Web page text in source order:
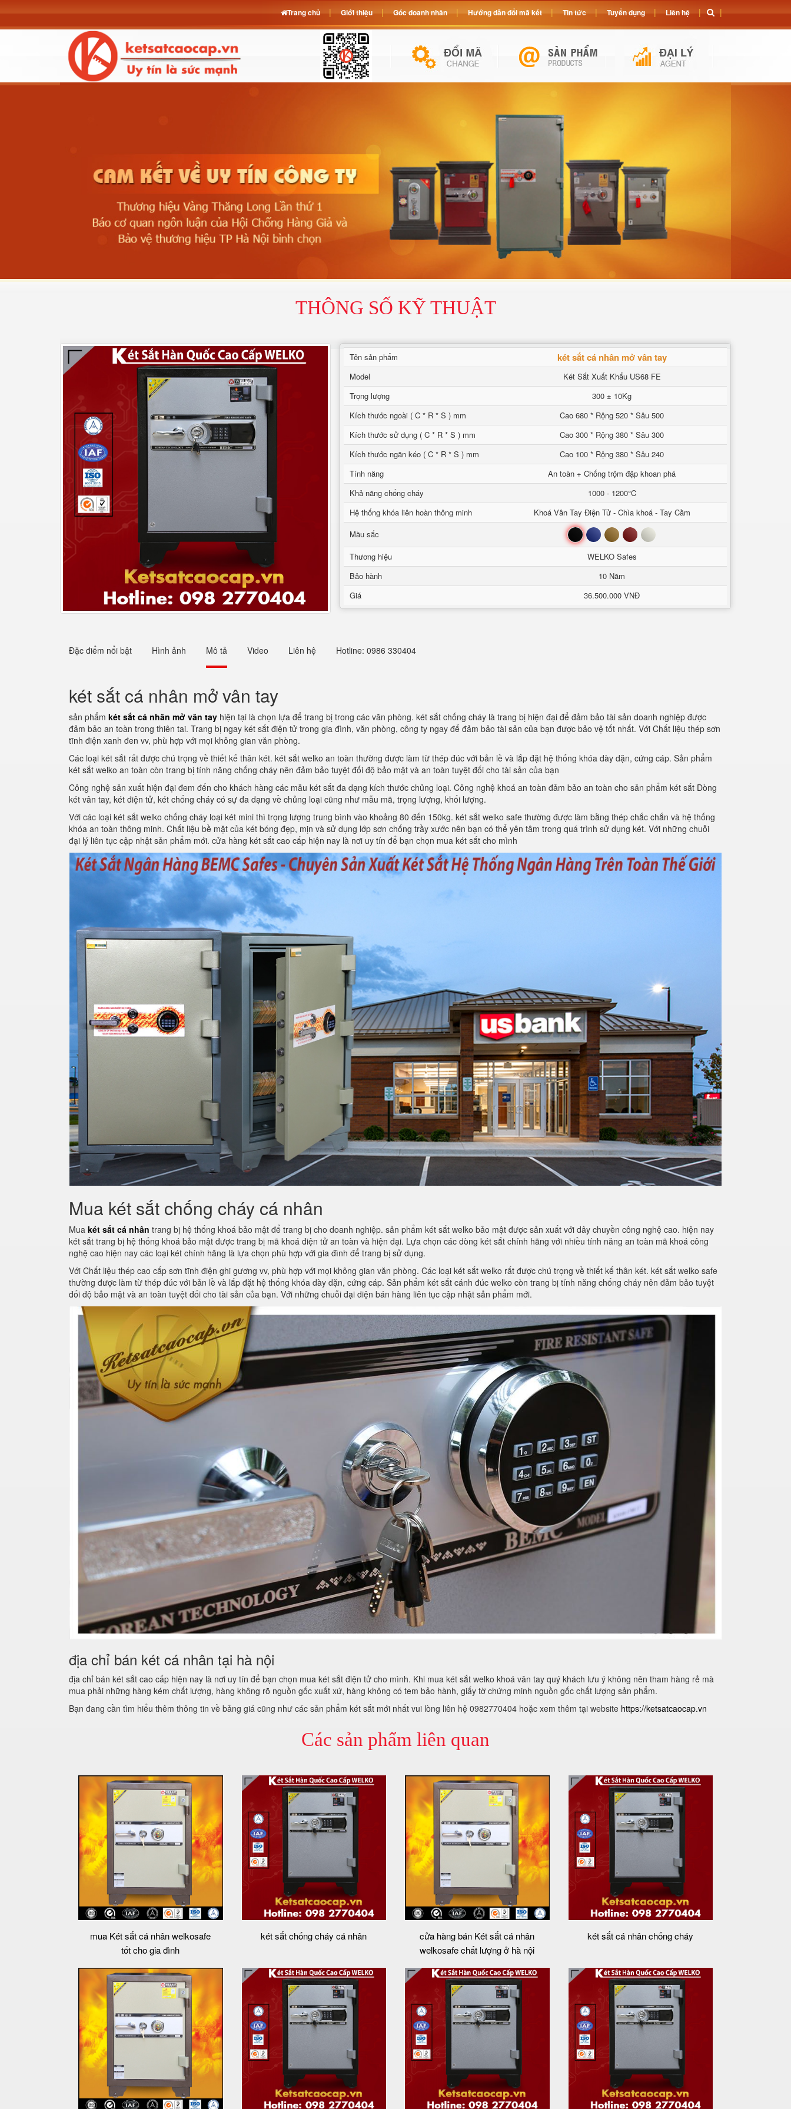
THÔNG SỐ KỸ THUẬT
Tên sản phẩm két sắt cá nhân mở vân tay
Model
Két Sắt Xuất Khẩu US68 FE
Trọng lượng
300 ± 10Kg
Kích thước ngoài ( C * R * S ) mm
Cao 680 * Rộng 520 * Sâu 500
Kích thước sử dụng ( C * R * S ) mm
Cao 300 * Rộng 380 * Sâu 300
Kích thước ngăn kéo ( C * R * S ) mm
Cao 100 * Rộng 380 * Sâu 240
Tính năng
An toàn + Chống trộm đập khoan phá
Khả năng chống cháy
1000 - 1200°C
Hệ thống khóa liên hoàn thông minh
Khoá Vân Tay Điện Tử - Chìa khoá - Tay Cầm
Mầu sắc
Đen Xanh Nâu Đỏ Trắng
Thương hiệu
WELKO Safes
Bảo hành
10 Năm
Giá
36.500.000 VNĐ
Đặc điểm nổi bật Hình ảnh Mô tả Video Liên hệ Hotline: 0986 330404
két sắt cá nhân mở vân tay
sản phẩm két sắt cá nhân mở vân tay hiện tại là chọn lựa để trang bị trong các văn phòng. két sắt chống cháy là trang bị hiện đại để đảm bảo tài sản doanh nghiệp được
đảm bảo an toàn trong thiên tai. Trang bị ngay két sắt điện tử trong gia đình, văn phòng, công ty ngay để đảm bảo tài sản của bạn được bảo vệ tốt nhất. Với Chất liệu thép sơn
tĩnh điện xanh đen vv, phù hợp với mọi không gian văn phòng.
Các loại két sắt rất được chú trọng về thiết kế thân két. két sắt welko an toàn thường được làm từ thép đúc với bản lề và lắp đặt hệ thống khóa dày dặn, cứng cáp. Sản phẩm
két sắt welko an toàn còn trang bị tính năng chống cháy nên đảm bảo tuyệt đối độ bảo mật và an toàn tuyệt đối cho tài sản của bạn
Công nghệ sản xuất hiện đại đem đến cho khách hàng các mẫu két sắt đa dạng kích thước chủng loại. Công nghệ khoá an toàn đảm bảo an toàn cho sản phẩm két sắt Dòng
két vân tay, két điện tử, két chống cháy có sự đa dạng về chủng loại cũng như mẫu mã, trọng lượng, khối lượng.
Với các loại két sắt welko chống cháy loại két mini thì trọng lượng trung bình vào khoảng 80 đến 150kg. két sắt welko safe thường được làm bằng thép chắc chắn và hệ thống
khóa an toàn thông minh. Chất liệu bề mặt của két bóng đẹp, mịn và sử dụng lớp sơn chống trầy xước nên bạn có thể yên tâm trong quá trình sử dụng két. Với những chuỗi
đại lý liên tục cập nhật sản phẩm mới. cửa hàng két sắt cao cấp hiện nay là nơi uy tín để bạn chọn mua két sắt cho mình
Mua két sắt chống cháy cá nhân
Mua két sắt cá nhân trang bị hệ thống khoá bảo mật để trang bị cho doanh nghiệp. sản phẩm két sắt welko bảo mật được sản xuất với dây chuyền công nghệ cao. hiện nay
két sắt trang bị hệ thống khoá bảo mật được trang bị mã khoá điện tử an toàn và hiện đại. Lựa chọn các dòng két sắt chính hãng với nhiều tính năng an toàn mã khoá công
nghệ cao hiện nay các loại két chính hãng là lựa chọn phù hợp với gia đình để trang bị sử dụng.
Với Chất liệu thép cao cấp sơn tĩnh điện ghi gương vv, phù hợp với mọi không gian văn phòng. Các loại két sắt welko rất được chú trọng về thiết kế thân két. két sắt welko safe
thường được làm từ thép đúc với bản lề và lắp đặt hệ thống khóa dày dặn, cứng cáp. Sản phẩm két sắt cánh đúc welko còn trang bị tính năng chống cháy nên đảm bảo tuyệt
đối độ bảo mật và an toàn tuyệt đối cho tài sản của bạn. Với những chuỗi đại diện bán hàng liên tục cập nhật sản phẩm mới.
địa chỉ bán két cá nhân tại hà nội
địa chỉ bán két sắt cao cấp hiện nay là nơi uy tín để bạn chọn mua két sắt điện tử cho mình. Khi mua két sắt welko khoá vân tay quý khách lưu ý không nên tham hàng rẻ mà
mua phải những hàng kém chất lượng, hàng không rõ nguồn gốc xuất xứ, hàng không có tem bảo hành, giấy tờ chứng minh nguồn gốc chất lượng sản phẩm.
Bạn đang cần tìm hiểu thêm thông tin về bảng giá cũng như các sản phẩm két sắt mới nhất vui lòng liên hệ 0982770404 hoặc xem thêm tại website https://ketsatcaocap.vn
Các sản phẩm liên quan
mua Két sắt cá nhân welkosafe
tốt cho gia đình
két sắt chống cháy cá nhân
cửa hàng bán Két sắt cá nhân
welkosafe chất lượng ở hà nội
két sắt cá nhân chống cháy
Trang chủ Giới thiệu Góc doanh nhân Hướng dẫn đổi mã két Tin tức Tuyển dụng Liên hệ